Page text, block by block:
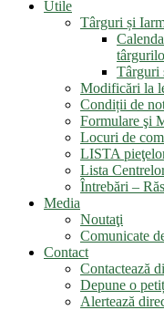
Utile
Târguri și
Târguri
Modificări la
Condiții de
Formulare şi
Locuri de
LISTA
Lista
Întrebări –
Media
Noutaţi
Comunicate
Contact
Contactează
Depune o
Alertează